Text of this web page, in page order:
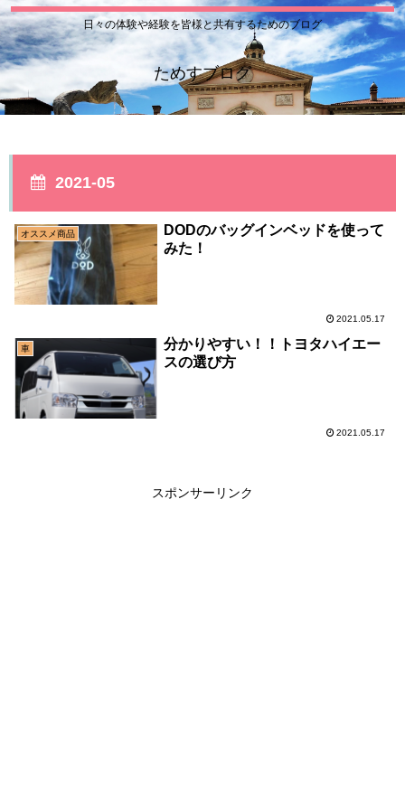
日々の体験や経験を皆様と共有するためのブログ
ためすブログ
2021-05
オススメ商品
DODのバッグインベッドを使って
みた！
2021.05.17
車
分かりやすい！！トヨタハイエー
スの選び方
2021.05.17
スポンサーリンク